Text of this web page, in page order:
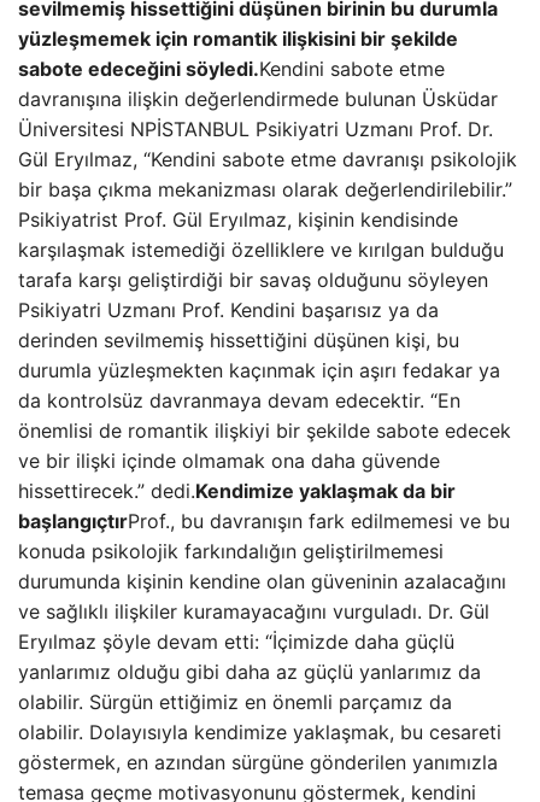
sevilmemiş hissettiğini düşünen birinin bu durumla
yüzleşmemek için romantik ilişkisini bir şekilde
sabote edeceğini söyledi.Kendini sabote etme
davranışına ilişkin değerlendirmede bulunan Üsküdar
Üniversitesi NPİSTANBUL Psikiyatri Uzmanı Prof. Dr.
Gül Eryılmaz, “Kendini sabote etme davranışı psikolojik
bir başa çıkma mekanizması olarak değerlendirilebilir.”
Psikiyatrist Prof. Gül Eryılmaz, kişinin kendisinde
karşılaşmak istemediği özelliklere ve kırılgan bulduğu
tarafa karşı geliştirdiği bir savaş olduğunu söyleyen
Psikiyatri Uzmanı Prof. Kendini başarısız ya da
derinden sevilmemiş hissettiğini düşünen kişi, bu
durumla yüzleşmekten kaçınmak için aşırı fedakar ya
da kontrolsüz davranmaya devam edecektir. “En
önemlisi de romantik ilişkiyi bir şekilde sabote edecek
ve bir ilişki içinde olmamak ona daha güvende
hissettirecek.” dedi.Kendimize yaklaşmak da bir
başlangıçtırProf., bu davranışın fark edilmemesi ve bu
konuda psikolojik farkındalığın geliştirilmemesi
durumunda kişinin kendine olan güveninin azalacağını
ve sağlıklı ilişkiler kuramayacağını vurguladı. Dr. Gül
Eryılmaz şöyle devam etti: “İçimizde daha güçlü
yanlarımız olduğu gibi daha az güçlü yanlarımız da
olabilir. Sürgün ettiğimiz en önemli parçamız da
olabilir. Dolayısıyla kendimize yaklaşmak, bu cesareti
göstermek, en azından sürgüne gönderilen yanımızla
temasa geçme motivasyonunu göstermek, kendini